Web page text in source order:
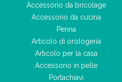
Accessorio da bricolage
Accessorio da cucina
Penna
Articolo di orologeria
Articolo per la casa
Accessorio in pelle
Portachiavi